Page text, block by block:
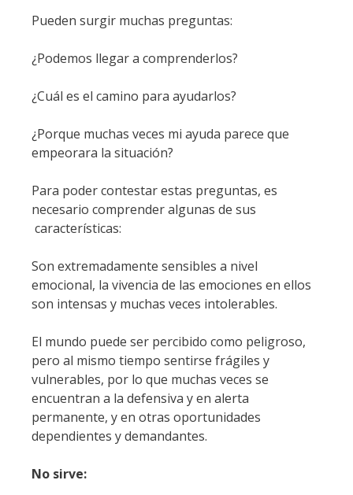
Pueden surgir muchas preguntas:
¿Podemos llegar a comprenderlos?
¿Cuál es el camino para ayudarlos?
¿Porque muchas veces mi ayuda parece que
empeorara la situación?
Para poder contestar estas preguntas, es
necesario comprender algunas de sus
características:
Son extremadamente sensibles a nivel
emocional, la vivencia de las emociones en ellos
son intensas y muchas veces intolerables.
El mundo puede ser percibido como peligroso,
pero al mismo tiempo sentirse frágiles y
vulnerables, por lo que muchas veces se
encuentran a la defensiva y en alerta
permanente, y en otras oportunidades
dependientes y demandantes.
No sirve: